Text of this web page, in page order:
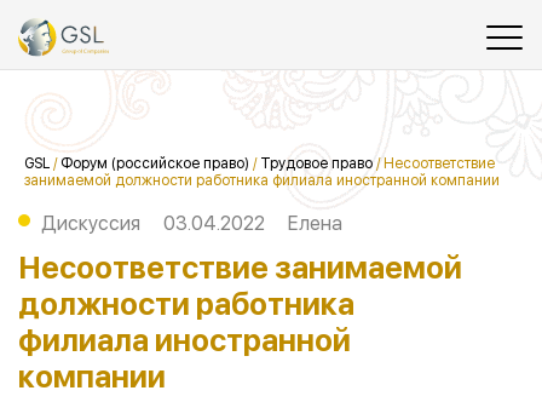
GSL / Форум (российское право) / Трудовое право / Несоответствие
занимаемой должности работника филиала иностранной компании
Дискуссия 03.04.2022 Елена
Несоответствие занимаемой
должности работника
филиала иностранной
компании